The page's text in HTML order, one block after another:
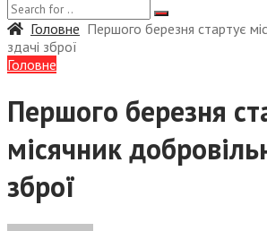
Головне Першого березня стартує
здачі зброї
Головне
Першого березня
місячник
зброї